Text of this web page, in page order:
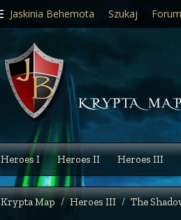
Heroes I Heroes II Heroes III
Krypta Map Heroes III The
Jaskinia Behemota Szukaj Forum